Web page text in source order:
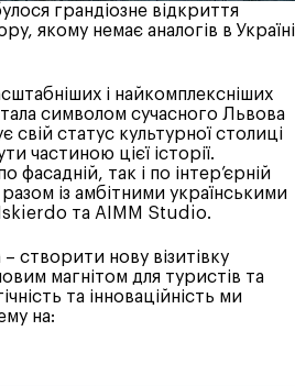
грандіозне відкриття
якому немає аналогів в Україні
і найкомплексніших
символом сучасного Львова
свій статус культурної столиці
частиною цієї історії.
так і по інтер’єрній
із амбітними українськими
та AIMM Studio.
створити нову візитівку
магнітом для туристів та
та інноваційність ми
на: